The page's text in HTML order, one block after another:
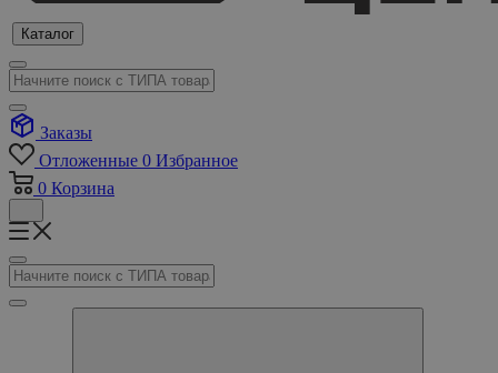
Каталог
Заказы
Отложенные 0 Избранное
0 Корзина